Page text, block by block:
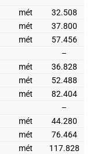
mét
32.508
mét
37.800
mét
57.456
–
mét
36.828
mét
52.488
mét
82.404
–
mét
44.280
mét
76.464
mét
117.828